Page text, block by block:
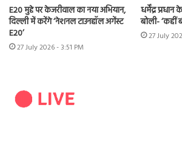
E20 मुद्दे पर केजरीवाल का नया अभियान,
दिल्ली में करेंगे ‘नेशनल टाउनहॉल अगेंस्ट
E20’
27 July 2026 - 3:51 PM
धर्मेंद्र
बोली- ‘कहीं
27 July